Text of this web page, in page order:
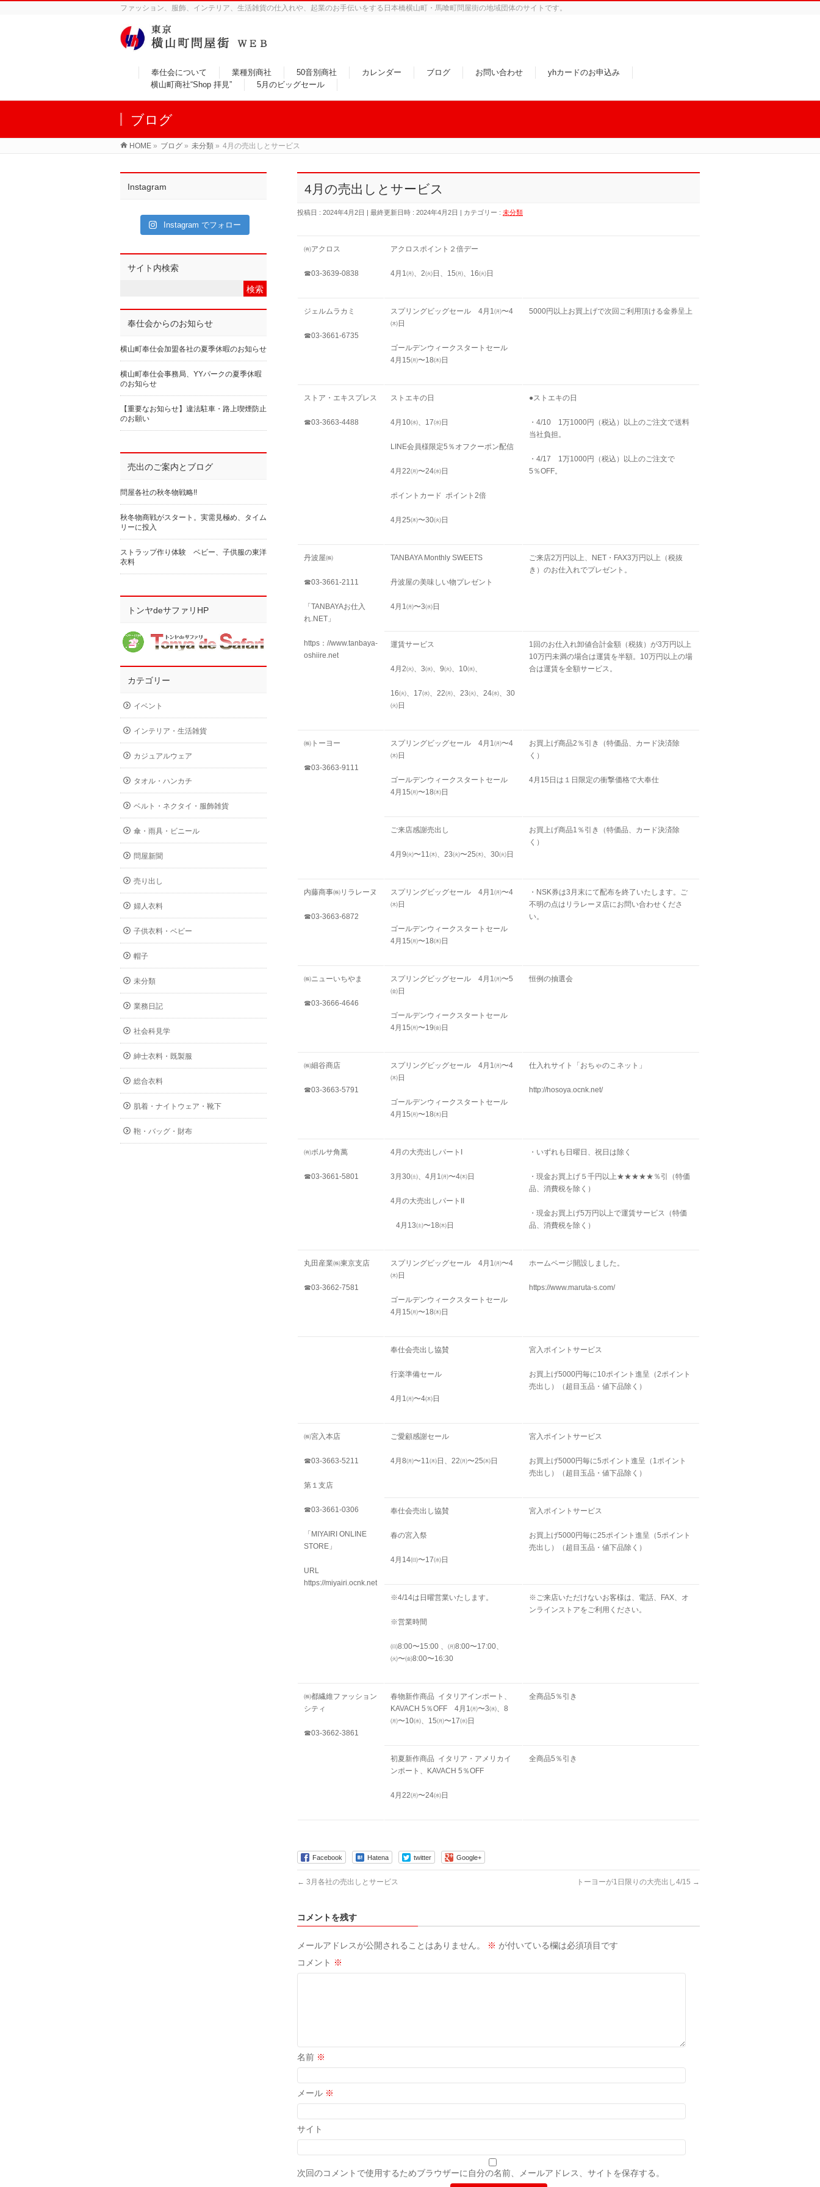
ファッション、服飾、インテリア、生活雑貨の仕入れや、起業のお手伝いをする日本橋横山町・馬喰町問屋街の地域団体のサイトです。
奉仕会について 業種別商社 50音別商社 カレンダー ブログ お問い合わせ
yhカードのお申込み
横山町商社“Shop 拝見”
5月のビッグセール
ブログ
HOME » ブログ » 未分類 » 4月の売出しとサービス
4月の売出しとサービス
投稿日 : 2024年4月2日 最終更新日時 : 2024年4月2日 カテゴリー : 未分類
㈲アクロス
☎03-3639-0838
アクロスポイント２倍デー
4月1㈪、2㈫日、15㈪、16㈫日
ジェルムラカミ
☎03-3661-6735
スプリングビッグセール 4月1㈪〜4
㈭日
ゴールデンウィークスタートセール
4月15㈪〜18㈭日
5000円以上お買上げで次回ご利用頂ける金券呈上
ストア・エキスプレス
☎03-3663-4488
ストエキの日
4月10㈬、17㈬日
LINE会員様限定5％オフクーポン配信
4月22㈪〜24㈬日
ポイントカード ポイント2倍
4月25㈭〜30㈫日
●ストエキの日
・4/10 1万1000円
（税込）以上のご注文で送料
当社負担。
・4/17 1万1000円
（税込）以上のご注文で
5％OFF。
丹波屋㈱
☎03-3661-2111
「TANBAYAお仕入
れ.NET」
https：//www.tanbaya-
oshiire.net
TANBAYA Monthly SWEETS
丹波屋の美味しい物プレゼント
4月1㈪〜3㈬日
ご来店2万円以上、NET・FAX3万円以上（税抜
き）のお仕入れでプレゼント。
運賃サービス
4月 2㈫、 3㈬、 9㈫、 10㈬、
16㈫、 17㈬、22㈪、23㈫、 24㈬、30
㈫日
1回のお仕入れ卸値合計金額（税抜）が3万円以上
10万円未満の場合は運賃を半額。10万円以上の場
合は運賃を全額サービス。
㈱トーヨー
☎03-3663-9111
スプリングビッグセール 4月1㈪〜4
㈭日
ゴールデンウィークスタートセール
4月15㈪〜18㈭日
お買上げ商品2％引き（特価品、カード決済除
く ）
4月15日は１日限定の衝撃価格で大奉仕
ご来店感謝売出し
4月9㈫〜11㈭、23㈫〜25㈭、30㈫日
お買上げ商品1％引き（特価品、カード決済除
く ）
内藤商事㈱リラレーヌ
☎03-3663-6872
スプリングビッグセール 4月1㈪〜4
㈭日
ゴールデンウィークスタートセール
4月15㈪〜18㈭日
・ NSK券は3月末にて配布を終了いたします。ご
不明の点はリラレーヌ店にお問い合わせくださ
い。
㈱ニューいちやま
☎03-3666-4646
スプリングビッグセール 4月1㈪〜5
㈮日
ゴールデンウィークスタートセール
4月15㈪〜19㈮日
恒例の抽選会
㈱細谷商店
☎03-3663-5791
スプリングビッグセール 4月1㈪〜4
㈭日
ゴールデンウィークスタートセール
4月15㈪〜18㈭日
仕入れサイト「おちゃのこネット」
http://hosoya.ocnk.net/
㈲ボルサ角萬
☎03-3661-5801
4月の大売出しパートI
3月30㈯、4月1㈪〜4㈭日
4月の大売出しパートII
4月13㈯〜18㈭日
・いずれも日曜日、祝日は除く
・現金お買上げ５千円以上★★★★★％引（特価
品、消費税を除く）
・現金お買上げ5万円以上で運賃サービス（特価
品、消費税を除く）
丸田産業㈱東京支店
☎03-3662-7581
スプリングビッグセール 4月1㈪〜4
㈭日
ゴールデンウィークスタートセール
4月15㈪〜18㈭日
ホームページ開設しました。
https://www.maruta-s.com/
奉仕会売出し協賛
行楽準備セール
4月1㈪〜4㈭日
宮入ポイントサービス
お買上げ5000円毎に10ポイント進呈（2ポイント
売出し）（超目玉品・値下品除く）
㈱宮入本店
☎03-3663-5211
第１支店
☎03-3661-0306
「MIYAIRI ONLINE
STORE」
URL
https://miyairi.ocnk.net
ご愛顧感謝セール
4月8㈪〜11㈭日、22㈪〜25㈭日
宮入ポイントサービス
お買上げ5000円毎に5ポイント進呈（1ポイント
売出し）（超目玉品・値下品除く）
奉仕会売出し協賛
春の宮入祭
4月14㈰〜17㈬日
宮入ポイントサービス
お買上げ5000円毎に25ポイント進呈（5ポイント
売出し）（超目玉品・値下品除く）
※4/14は日曜営業いたします。
※営業時間
㈰8:00〜15:00 、 ㈪8:00〜17:00、
㈫〜㈮8:00〜16:30
※ご来店いただけないお客様は、電話、FAX、オ
ンラインストアをご利用ください。
㈱都繊維ファッション
シティ
☎03-3662-3861
春物新作商品 イタリアイ ンポート、
KAVACH 5％OFF 4月1㈪〜3㈬、8
㈪〜10㈬、15㈪〜17㈬日
全商品5％引き
初夏新作商品 イタリア・アメリカイ
ンポート、
KAVACH 5％OFF
4月22㈪〜24㈬日
全商品5％引き
Facebook Hatena twitter Google+
← 3月各社の売出しとサービス トーヨーが1日限りの大売出し4/15 →
コメントを残す
メールアドレスが公開されることはありません。 ※ が付いている欄は必須項目です
コメント ※
名前 ※
メール ※
サイト
次回のコメントで使用するためブラウザーに自分の名前、メールアドレス、サイトを保存する。
Instagram
Instagram でフォロー
サイト内検索
奉仕会からのお知らせ
横山町奉仕会加盟各社の夏季休暇のお知らせ
横山町奉仕会事務局、YYパークの夏季休暇
のお知らせ
【重要なお知らせ】違法駐車・路上喫煙防止
のお願い
売出のご案内とブログ
問屋各社の秋冬物戦略!!
秋冬物商戦がスタート。実需見極め、タイム
リーに投入
ストラップ作り体験 ベビー、子供服の東洋
衣料
トンヤdeサファリHP
カテゴリー
イベント
インテリア・生活雑貨
カジュアルウェア
タオル・ハンカチ
ベルト・ネクタイ・服飾雑貨
傘・雨具・ビニール
問屋新聞
売り出し
婦人衣料
子供衣料・ベビー
帽子
未分類
業務日記
社会科見学
紳士衣料・既製服
総合衣料
肌着・ナイトウェア・靴下
鞄・バッグ・財布